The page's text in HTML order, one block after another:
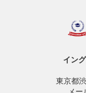
イン
東京都